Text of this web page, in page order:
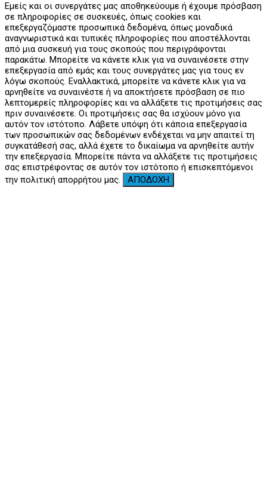
Εμείς και οι συνεργάτες μας αποθηκεύουμε ή έχουμε πρόσβαση
σε πληροφορίες σε συσκευές, όπως cookies και
επεξεργαζόμαστε προσωπικά δεδομένα, όπως μοναδικά
αναγνωριστικά και τυπικές πληροφορίες που αποστέλλονται
από μια συσκευή για τους σκοπούς που περιγράφονται
παρακάτω. Μπορείτε να κάνετε κλικ για να συναινέσετε στην
επεξεργασία από εμάς και τους συνεργάτες μας για τους εν
λόγω σκοπούς. Εναλλακτικά, μπορείτε να κάνετε κλικ για να
αρνηθείτε να συναινέστε ή να αποκτήσετε πρόσβαση σε πιο
λεπτομερείς πληροφορίες και να αλλάξετε τις προτιμήσεις σας
πριν συναινέσετε. Οι προτιμήσεις σας θα ισχύουν μόνο για
αυτόν τον ιστότοπο. Λάβετε υπόψη ότι κάποια επεξεργασία
των προσωπικών σας δεδομένων ενδέχεται να μην απαιτεί τη
συγκατάθεσή σας, αλλά έχετε το δικαίωμα να αρνηθείτε αυτήν
την επεξεργασία. Μπορείτε πάντα να αλλάξετε τις προτιμήσεις
σας επιστρέφοντας σε αυτόν τον ιστότοπο ή επισκεπτόμενοι
την πολιτική απορρήτου μας.
ΑΠΟΔΟΧΗ